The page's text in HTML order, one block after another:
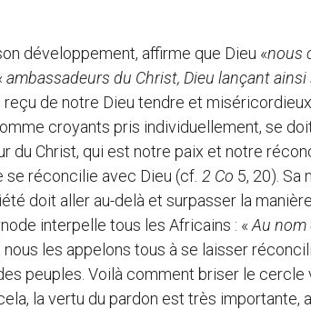
développement, affirme que Dieu «nous
ambassadeurs du Christ, Dieu lançant
de notre Dieu tendre et
croyants pris individuellement, se
Christ, qui est notre paix et notre
se réconcilie avec Dieu (cf . 2 Co 5, 20). Sa
doit aller au-delà et surpasser la
interpelle tous les Africains : « Au nom
nous les appelons tous à se laisser
peuples. Voilà comment briser le cercle
la vertu du pardon est très importante,